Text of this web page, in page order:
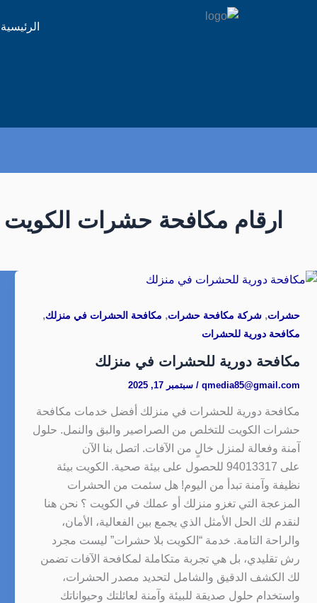
الرئيسية
ارقام مكافحة حشرات الكويت
حشرات, شركة مكافحة حشرات, مكافحة الحشرات في منزلك,
مكافحة دورية للحشرات
مكافحة دورية للحشرات في منزلك
qmedia85@gmail.com
/ سبتمبر 17, 2025
مكافحة دورية للحشرات في منزلك أفضل خدمات مكافحة
حشرات الكويت للتخلص من الصراصير والبق والنمل. حلول
آمنة وفعالة لمنزل خالٍ من الآفات. اتصل بنا الآن
على 94013317 للحصول على بيئة صحية. الكويت بيئة
نظيفة وآمنة تبدأ من اليوم! هل سئمت من الحشرات
المزعجة التي تغزو منزلك أو عملك في الكويت ؟ نحن هنا
لنقدم لك الحل الأمثل الذي يجمع بين الفعالية، الأمان،
والراحة التامة. خدمة “الكويت بلا حشرات” ليست مجرد
رش تقليدي، بل هي تجربة متكاملة لمكافحة الآفات تضمن
لك الكشف الدقيق والشامل لتحديد مصدر الحشرات،
واستخدام حلول صديقة للبيئة وآمنة لعائلتك وحيواناتك